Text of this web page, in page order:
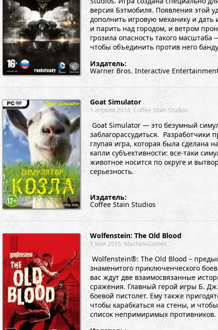
версия Бэтмобиля. Появления этой
дополнить игровую механику и
и парить над городом, и ветром
грозила опасность такого
чтобы объединить против него
Издатель:
Warner Bros. Interactive
Goat Simulator
1 апреля 2014, Coffee Stain Studios
Goat Simulator — это безумный
заблагорассудиться.
глупая игра, которая была сделана
капли субъективности: все-таки
животное носится по округе и
серьезность.
Издатель:
Coffee Stain Studios
Wolfenstein: The Old Blood
5 мая 2015, MachineGames
Wolfenstein®: The Old Blood –
знаменитого приключенческого
вас ждут две взаимосвязанные
сражения. Главный герой игры Б.
боевой пистолет. Ему также
чтобы карабкаться на стены, и
список непримиримых